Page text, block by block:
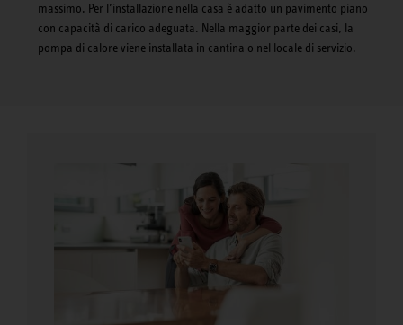
massimo. Per l’installazione nella casa è adatto un pavimento piano
con capacità di carico adeguata. Nella maggior parte dei casi, la
pompa di calore viene installata in cantina o nel locale di servizio.